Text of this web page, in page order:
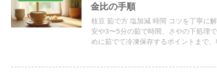
金比の手順
枝豆 茹で方 塩加減 時間 コツを丁寧に
安や3〜5分の茹で時間、さやの下処理
めに茹でて冷凍保存するポイントまで、